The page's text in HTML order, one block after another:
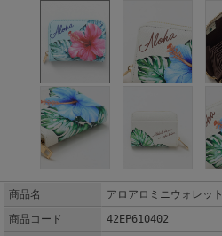
商品名
アロアロミニウォレット
商品コード
42EP610402